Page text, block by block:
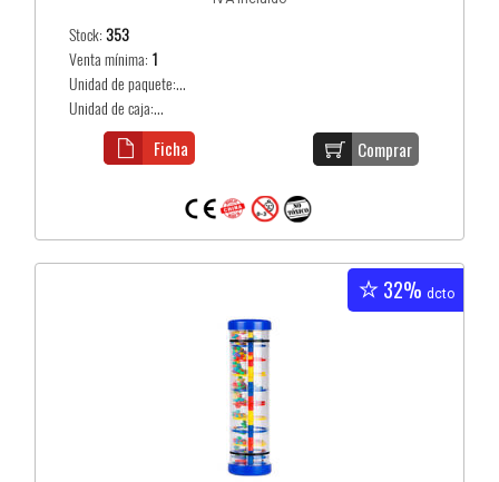
Stock:353
Venta mínima: 1
Unidad de paquete:...
Unidad de caja:...
Comprar
Ficha
32% dcto